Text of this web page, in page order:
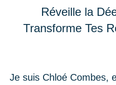
Réveille la
Transforme Tes
Je suis Chloé Combes,